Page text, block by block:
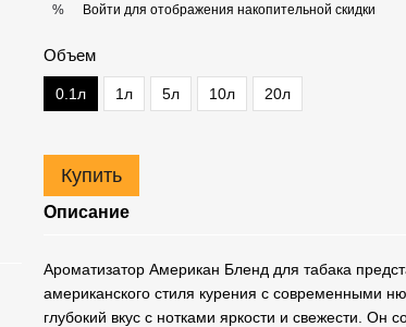
% Войти для отображения накопительной скидки
Объем
0.1л 1л 5л 10л 20л
Купить
Описание
Ароматизатор Американ Бленд для табака
американского стиля курения с современными
глубокий вкус с нотками яркости и свежести. Он